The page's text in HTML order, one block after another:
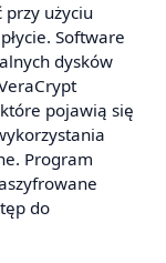
użyciu
Software
dysków
pojawią się
Program
do